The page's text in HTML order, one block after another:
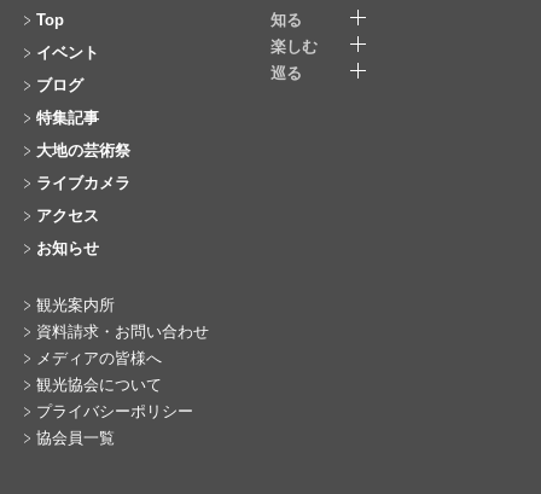
Top
イベント
ブログ
特集記事
大地の芸術祭
ライブカメラ
アクセス
お知らせ
知る
楽しむ
巡る
観光案内所
資料請求・お問い合わせ
メディアの皆様へ
観光協会について
プライバシーポリシー
協会員一覧